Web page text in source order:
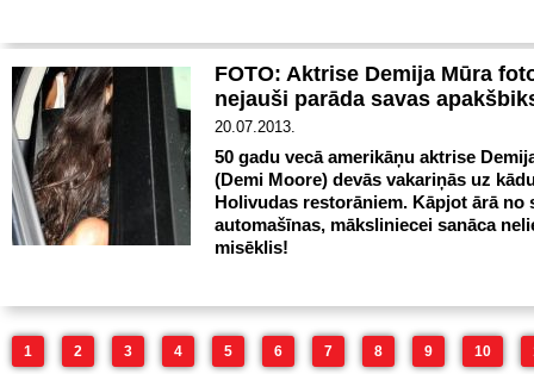
FOTO: Aktrise Demija Mūra
nejauši parāda savas
20.07.2013.
50 gadu vecā amerikāņu aktrise
(Demi Moore) devās vakariņās uz
Holivudas restorāniem. Kāpjot ārā no
automašīnas, māksliniecei sanāca
misēklis!
1 2 3 4 5 6 7 8 9 10